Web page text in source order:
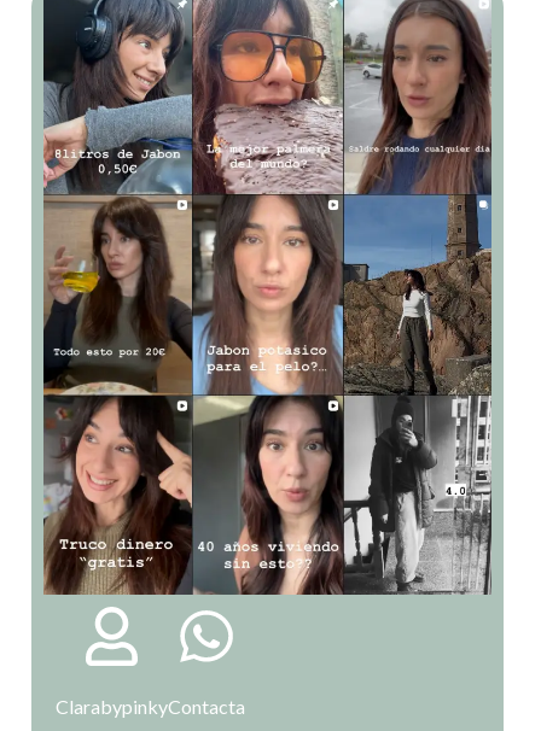
ClarabypinkyContacta